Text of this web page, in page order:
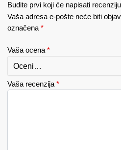
Budite prvi koji će napisati
Vaša adresa e-pošte neće biti
označena *
Vaša ocena *
Vaša recenzija *